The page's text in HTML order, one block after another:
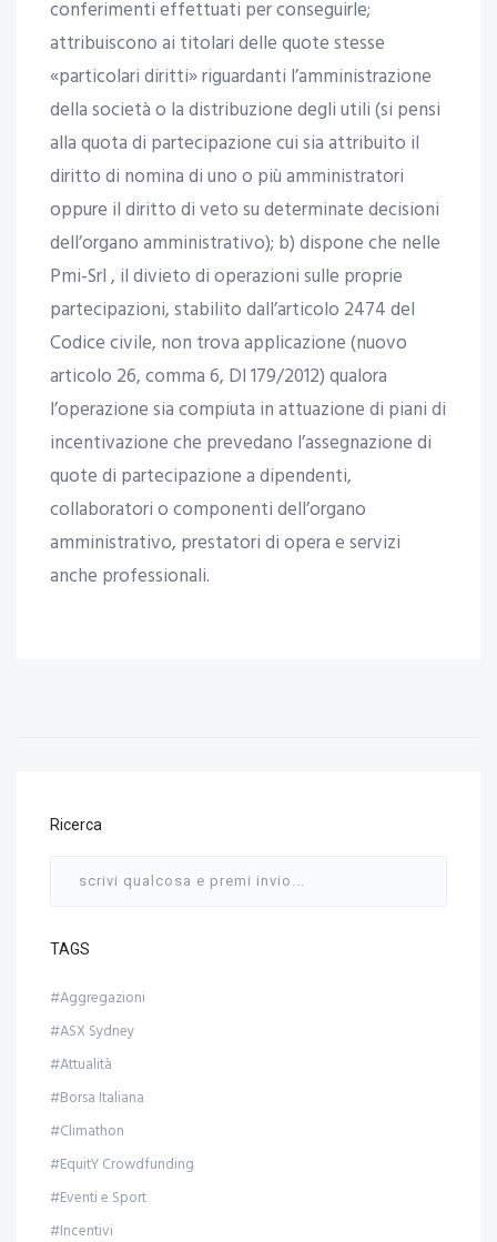
conferimenti effettuati per conseguirle;
attribuiscono ai titolari delle quote stesse
«particolari diritti» riguardanti l’amministrazione
della società o la distribuzione degli utili (si pensi
alla quota di partecipazione cui sia attribuito il
diritto di nomina di uno o più amministratori
oppure il diritto di veto su determinate decisioni
dell’organo amministrativo); b) dispone che nelle
Pmi-Srl , il divieto di operazioni sulle proprie
partecipazioni, stabilito dall’articolo 2474 del
Codice civile, non trova applicazione (nuovo
articolo 26, comma 6, Dl 179/2012) qualora
l’operazione sia compiuta in attuazione di piani di
incentivazione che prevedano l’assegnazione di
quote di partecipazione a dipendenti,
collaboratori o componenti dell’organo
amministrativo, prestatori di opera e servizi
anche professionali.
Ricerca
TAGS
#Aggregazioni
#ASX Sydney
#Attualità
#Borsa Italiana
#Climathon
#EquitY Crowdfunding
#Eventi e Sport
#Incentivi